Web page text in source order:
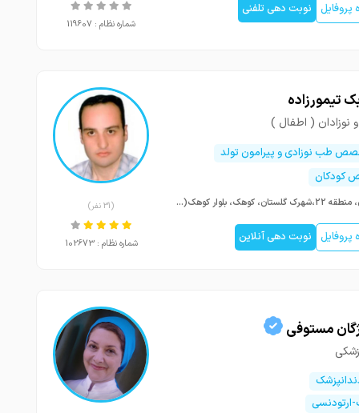
نوبت دهی تلفنی
شماره نظام : 119607
تیمورزاده
نوزادان ( اطفال )
طب نوزادی و پیرامون تولد
کودکان
تهران، منطقه 22،شهرک گلستان، کوهک، بلوار کوهک(علیمرادی)، بین نسیم 4 و 6،طبقه 2،واحد 4
نوبت دهی آنلاین
(31 نفر)
شماره نظام : 102673
مستوفی
ارتودنسی